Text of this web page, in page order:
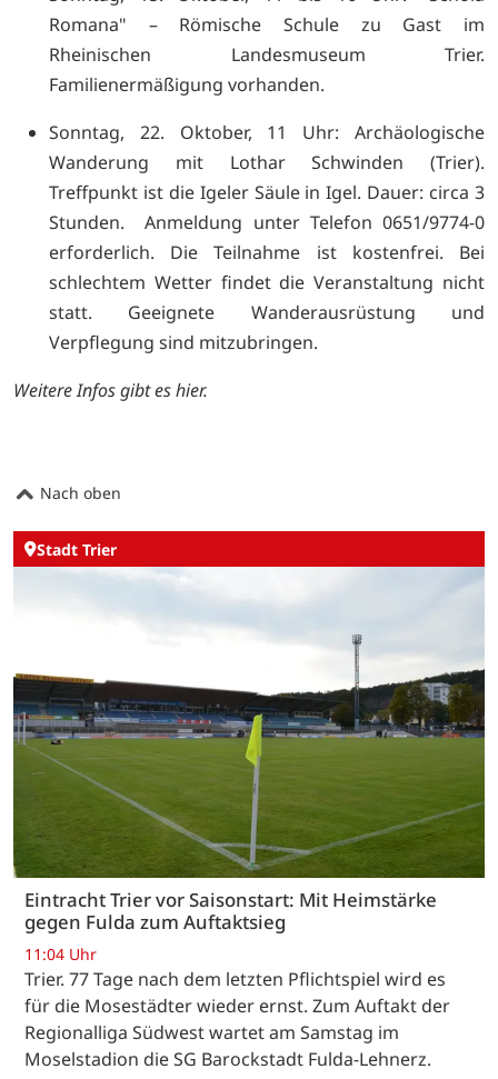
Romana" – Römische Schule zu Gast im
Rheinischen Landesmuseum Trier.
Familienermäßigung vorhanden.
Sonntag, 22. Oktober, 11 Uhr: Archäologische
Wanderung mit Lothar Schwinden (Trier).
Treffpunkt ist die Igeler Säule in Igel. Dauer: circa 3
Stunden. Anmeldung unter Telefon 0651/9774-0
erforderlich. Die Teilnahme ist kostenfrei. Bei
schlechtem Wetter findet die Veranstaltung nicht
statt. Geeignete Wanderausrüstung und
Verpflegung sind mitzubringen.
Weitere Infos gibt eshier.
Nach oben
Stadt Trier
Eintracht Trier vor Saisonstart: Mit Heimstärke
gegen Fulda zum Auftaktsieg
11:04 Uhr
Trier. 77 Tage nach dem letzten Pflichtspiel wird es
für die Mosestädter wieder ernst. Zum Auftakt der
Regionalliga Südwest wartet am Samstag im
Moselstadion die SG Barockstadt Fulda-Lehnerz.